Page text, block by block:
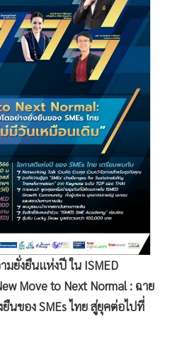
มยั่งยืนแห่งปี ใน ISMED
Move to Next Normal : ฉาย
นของ SMEs ไทย สู่ยุคต่อไปที่